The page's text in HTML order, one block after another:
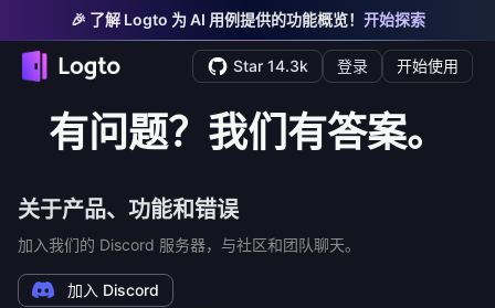
🎉 了解 Logto 为 AI 用例提供的功能概览！ 开始探索
Star 14.3k 登录 开始使用
有问题？我们有答案。
关于产品、功能和错误
加入我们的 Discord 服务器，与社区和团队聊天。
加入 Discord